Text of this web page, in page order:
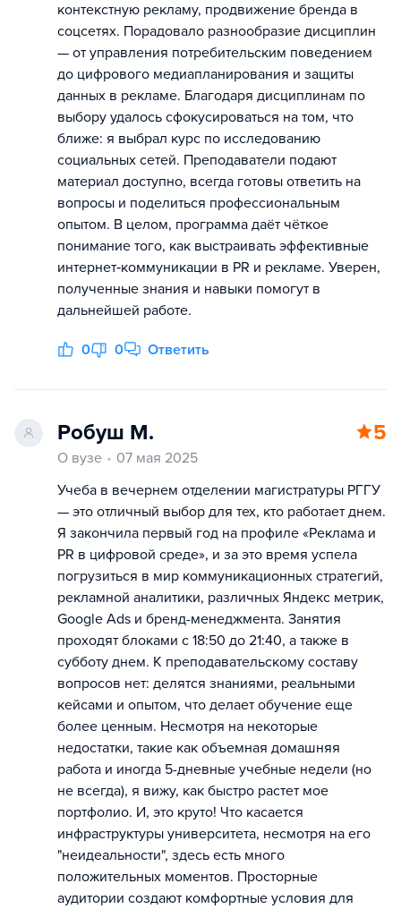
контекстную рекламу, продвижение бренда в
соцсетях. Порадовало разнообразие дисциплин
— от управления потребительским поведением
до цифрового медиапланирования и защиты
данных в рекламе. Благодаря дисциплинам по
выбору удалось сфокусироваться на том, что
ближе: я выбрал курс по исследованию
социальных сетей. Преподаватели подают
материал доступно, всегда готовы ответить на
вопросы и поделиться профессиональным
опытом. В целом, программа даёт чёткое
понимание того, как выстраивать эффективные
интернет‑коммуникации в PR и рекламе. Уверен,
полученные знания и навыки помогут в
дальнейшей работе.
0 0 Ответить
Робуш М. 5
О вузе
07 мая 2025
Учеба в вечернем отделении магистратуры РГГУ
— это отличный выбор для тех, кто работает днем.
Я закончила первый год на профиле «Реклама и
PR в цифровой среде», и за это время успела
погрузиться в мир коммуникационных стратегий,
рекламной аналитики, различных Яндекс метрик,
Google Ads и бренд-менеджмента. Занятия
проходят блоками с 18:50 до 21:40, а также в
субботу днем. К преподавательскому составу
вопросов нет: делятся знаниями, реальными
кейсами и опытом, что делает обучение еще
более ценным. Несмотря на некоторые
недостатки, такие как объемная домашняя
работа и иногда 5-дневные учебные недели (но
не всегда), я вижу, как быстро растет мое
портфолио. И, это круто! Что касается
инфраструктуры университета, несмотря на его
"неидеальности", здесь есть много
положительных моментов. Просторные
аудитории создают комфортные условия для